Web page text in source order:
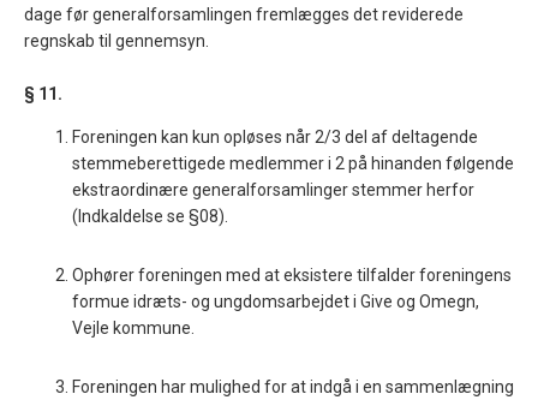
dage før generalforsamlingen fremlægges det reviderede
regnskab til gennemsyn.
§ 11.
Foreningen kan kun opløses når 2/3 del af deltagende
stemmeberettigede medlemmer i 2 på hinanden følgende
ekstraordinære generalforsamlinger stemmer herfor
(Indkaldelse se §08).
Ophører foreningen med at eksistere tilfalder foreningens
formue idræts- og ungdomsarbejdet i Give og Omegn,
Vejle kommune.
Foreningen har mulighed for at indgå i en sammenlægning